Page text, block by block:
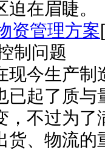
在眉睫。
资管理方案
制问题
现今生产
已起了质
，不过为
货、物